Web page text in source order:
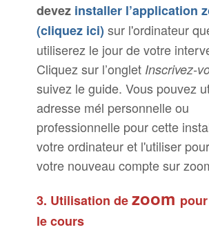
devez installer l’application
(cliquez ici)sur l'ordinateur
utiliserez le jour de votre
Cliquez sur l’onglet Inscrivez-
suivez le guide. Vous pouvez
adresse mél personnelle ou
professionnelle pour cette
votre ordinateur et l'utiliser
votre nouveau compte sur
3. Utilisation dezoom
le cours